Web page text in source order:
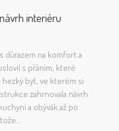
interiéru
důrazem na komfort a
s přáním, které
byt, ve kterém si
zahrnovala návrh
a obývák až po